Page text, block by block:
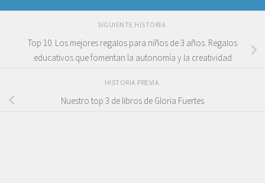
SIGUIENTE HISTORIA
Top 10. Los mejores regalos para niños de 3 años. Regalos
educativos que fomentan la autonomía y la creatividad
HISTORIA PREVIA
Nuestro top 3 de libros de Gloria Fuertes